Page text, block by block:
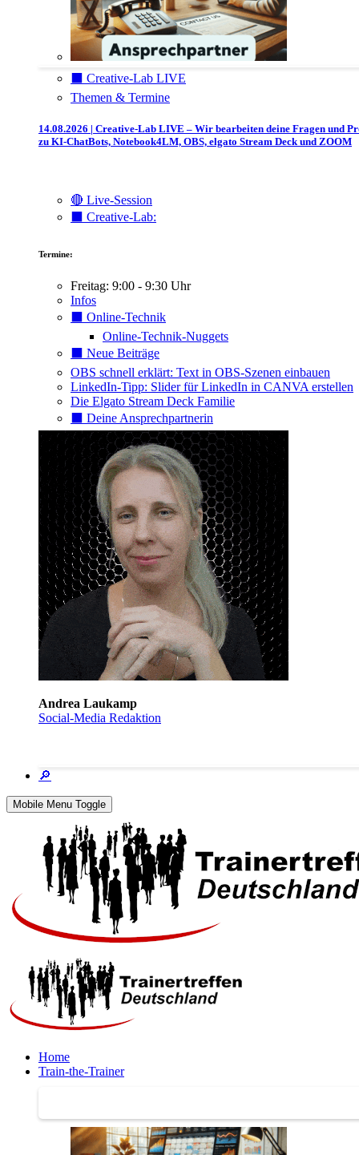
⬛️ Creative-Lab LIVE
Themen & Termine
14.08.2026 | Creative-Lab LIVE – Wir bearbeiten deine Fragen und
zu KI-ChatBots, Notebook4LM, OBS, elgato Stream Deck und ZOOM
🔴 Live-Session
⬛️ Creative-Lab:
Termine:
Freitag: 9:00 - 9:30 Uhr
Infos
⬛️ Online-Technik
Online-Technik-Nuggets
⬛️ Neue Beiträge
OBS schnell erklärt: Text in OBS-Szenen einbauen
LinkedIn-Tipp: Slider für LinkedIn in CANVA erstellen
Die Elgato Stream Deck Familie
⬛️ Deine Ansprechpartnerin
Andrea Laukamp
Social-Media Redaktion
🔎
Mobile Menu Toggle
Home
Train-the-Trainer